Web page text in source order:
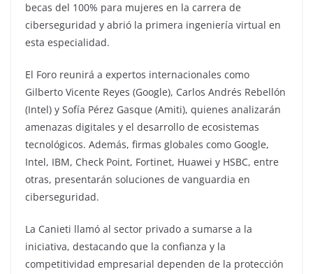
becas del 100% para mujeres en la carrera de
ciberseguridad y abrió la primera ingeniería virtual en
esta especialidad.
El Foro reunirá a expertos internacionales como
Gilberto Vicente Reyes (Google), Carlos Andrés Rebellón
(Intel) y Sofía Pérez Gasque (Amiti), quienes analizarán
amenazas digitales y el desarrollo de ecosistemas
tecnológicos. Además, firmas globales como Google,
Intel, IBM, Check Point, Fortinet, Huawei y HSBC, entre
otras, presentarán soluciones de vanguardia en
ciberseguridad.
La Canieti llamó al sector privado a sumarse a la
iniciativa, destacando que la confianza y la
competitividad empresarial dependen de la protección